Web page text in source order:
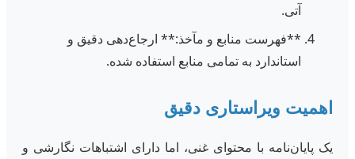
آتی.
**فهرست منابع و مآخذ:** ارجاع‌دهی دقیق و
استاندارد به تمامی منابع استفاده شده.
اهمیت ویراستاری دقیق
یک پایان‌نامه با محتوای غنی، اما دارای اشتباهات نگارشی و